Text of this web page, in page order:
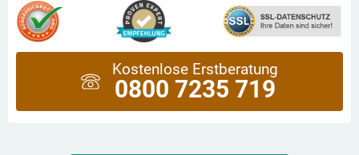
Kostenlose Erstberatung
0800 7235 719